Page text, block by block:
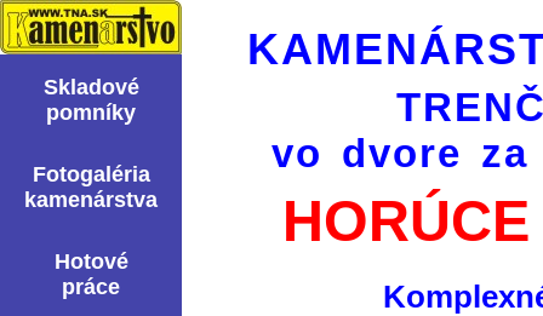
Skladové
pomní­ky
Fotogaléria
kamenárstva
Hotové
práce
vo dvore za